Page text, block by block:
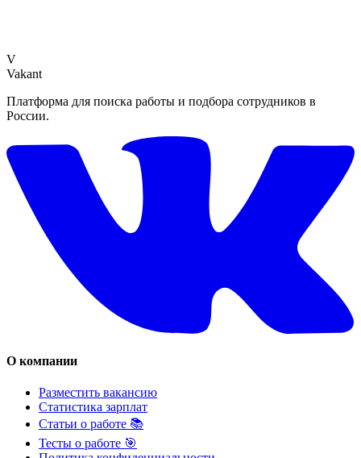
V
Vakant
Платформа для поиска работы и подбора сотрудников в
России.
О компании
Разместить вакансию
Статистика зарплат
Статьи о работе 📚
Тесты о работе 🎯